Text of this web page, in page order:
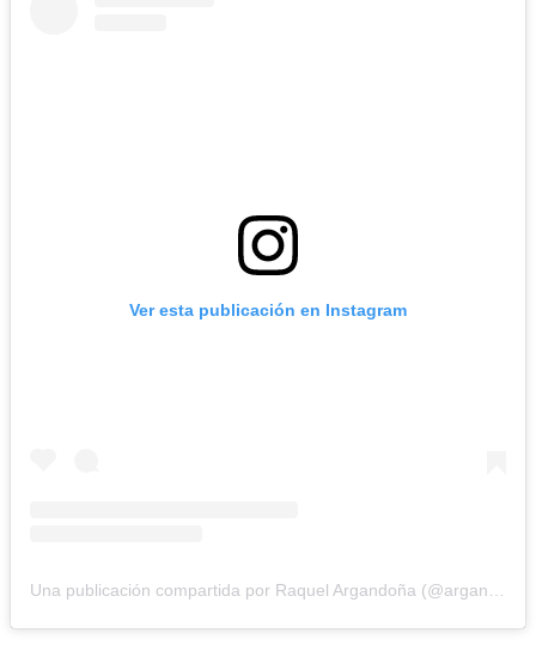
Ver esta publicación en Instagram
Una publicación compartida por Raquel Argandoña (@argandona.raquel)